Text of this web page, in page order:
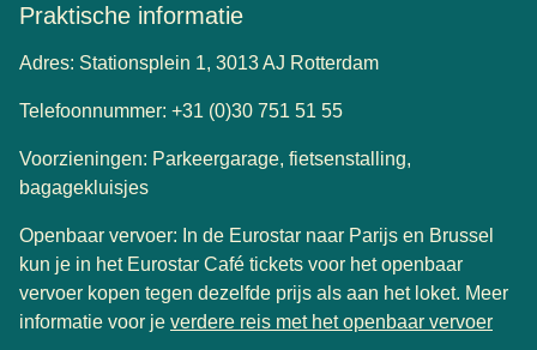
Praktische informatie
Adres: Stationsplein 1, 3013 AJ Rotterdam
Telefoonnummer: +31 (0)30 751 51 55
Voorzieningen: Parkeergarage, fietsenstalling,
bagagekluisjes
Openbaar vervoer: In de Eurostar naar Parijs en Brussel
kun je in het Eurostar Café tickets voor het openbaar
vervoer kopen tegen dezelfde prijs als aan het loket. Meer
informatie voor je verdere reis met het openbaar vervoer(